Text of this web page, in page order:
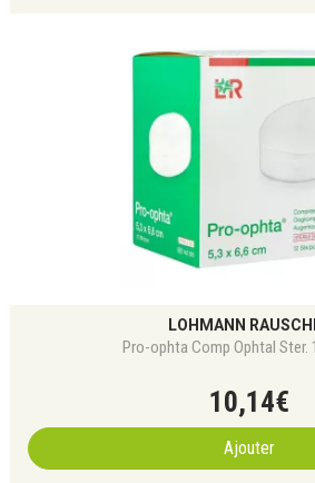
LOHMANN
Pro-ophta Comp Ophtal Ster.
10,14€
Ajouter